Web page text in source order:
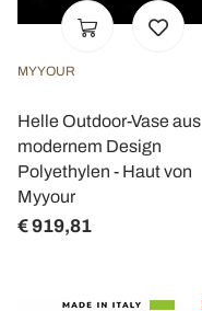
MYYOUR
Helle Outdoor-Vase aus
modernem Design
Polyethylen - Haut von
Myyour
€ 919,81